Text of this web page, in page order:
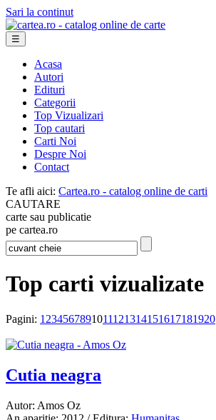
Sari la continut
☰
Acasa
Autori
Edituri
Categorii
Top Vizualizari
Top cautari
Carti Noi
Despre Noi
Contact
Te afli aici: Cartea.ro - catalog online de carti
CAUTARE
carte sau publicatie
pe cartea.ro
Top carti vizualizate
Pagini: 1 234567891011121314151617181920
Cutia neagra
Autor: Amos Oz